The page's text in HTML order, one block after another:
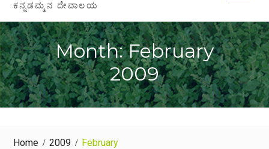
ಕನ್ನಡಮ್ಮನ ದೇವಾಲಯ
Month: February
2009
Home 2009 February